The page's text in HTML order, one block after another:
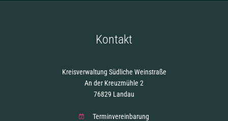
Kontakt
Kreisverwaltung Südliche Weinstraße
An der Kreuzmühle 2
76829 Landau
Terminvereinbarung